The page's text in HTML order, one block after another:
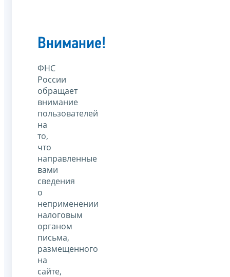
Внимание!
ФНС
России
обращает
внимание
пользователей
на
то,
что
направленные
вами
сведения
о
неприменении
налоговым
органом
письма,
размещенного
на
сайте,